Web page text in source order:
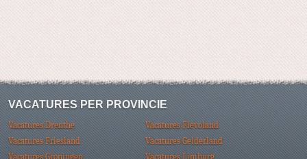
VACATURES PER PROVINCIE
Vacatures Drenthe
Vacatures Flevoland
Vacatures Friesland
Vacatures Gelderland
Vacatures Groningen
Vacatures Limburg